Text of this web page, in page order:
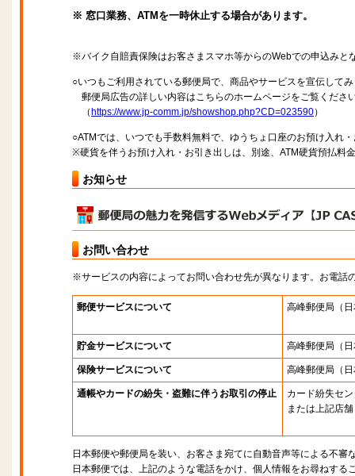
※ 窓口業務、ATMを一時休止する場合があります。
※バイク自賠責保険はお客さまスマホ等からのWebでの申込みと
○いつもご利用されている郵便局で、商品やサービスを宣伝して
郵便局広告の詳しい内容はこちらのホームページをご覧くださ
（ https://www.jp-comm.jp/showshop.php?CD=023590）
○ATMでは、いつでも手数料無料で、ゆうちょ口座のお預け入れ
※硬貨を伴うお預け入れ・お引き出しは、別途、ATM硬貨預払料
お知らせ
お問い合わせ
※サービスの内容によってお問い合わせ先が異なります。お電話
郵便サービスについて 高峰郵便局 （
貯金サービスについて 高峰郵便局 （
保険サービスについて 高峰郵便局 （
通帳やカードの紛失・盗難に伴うお取引の停止
カード紛失セ
または上記店舗
日本郵便や郵便局を装い、お客さま宛てに自動音声等による不審
日本郵便では、上記のような電話をかけ、個人情報をお尋ねする